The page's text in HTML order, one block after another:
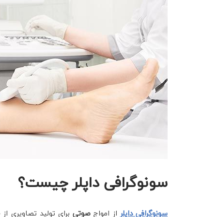
سونوگرافی داپلر چیست؟
سونوگرافی داپلر از امواج صوتیبرای تولید تصاویری از